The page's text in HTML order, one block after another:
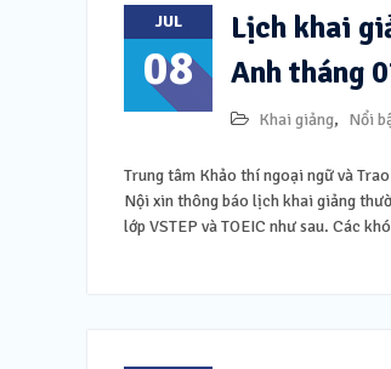
JUL
08
Lịch khai
Anh tháng
Khai giảng, Nổi
Trung tâm Khảo thí ngoại ngữ và
Nội xin thông báo lịch khai giảng
lớp VSTEP và TOEIC như sau. Các